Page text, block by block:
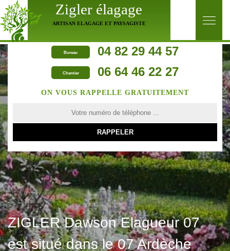
Zigler élagage
ARTISAN ELAGAGE ET PAYSAGISTE
Bureau 04 82 29 44 57
Chantier 06 64 46 22 27
ZIGLER Dawson Elagueur 07
est situé dans le 07 Ardèche
ON VOUS RAPPELLE GRATUITEMENT